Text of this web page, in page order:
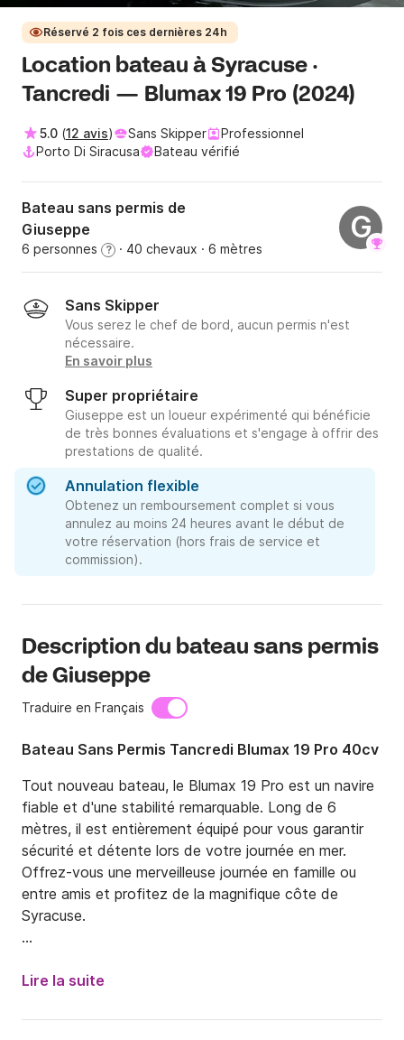
Réservé 2 fois ces dernières 24h
Location bateau à Syracuse ·
Tancredi — Blumax 19 Pro (2024)
5.0 (12 avis) Sans Skipper
Professionnel
Porto Di Siracusa
Bateau vérifié
Bateau sans permis de
Giuseppe
6 personnes ? · 40 chevaux · 6 mètres
G
Sans Skipper
Vous serez le chef de bord, aucun permis n'est
nécessaire.
En savoir plus
Super propriétaire
Giuseppe est un loueur expérimenté qui bénéficie
de très bonnes évaluations et s'engage à offrir des
prestations de qualité.
Annulation flexible
Obtenez un remboursement complet si vous
annulez au moins 24 heures avant le début de
votre réservation (hors frais de service et
commission).
Description du bateau sans permis
de Giuseppe
Traduire en Français
Bateau Sans Permis Tancredi Blumax 19 Pro 40cv
Tout nouveau bateau, le Blumax 19 Pro est un navire
fiable et d'une stabilité remarquable. Long de 6
mètres, il est entièrement équipé pour vous garantir
sécurité et détente lors de votre journée en mer.
Offrez-vous une merveilleuse journée en famille ou
entre amis et profitez de la magnifique côte de
Syracuse.
Lire la suite